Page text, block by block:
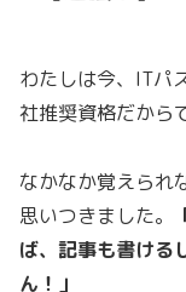
わたしは今、ITパ
社推奨資格だから
なかなか覚えられ
思いつきました。
ば、記事も書ける
ん！」